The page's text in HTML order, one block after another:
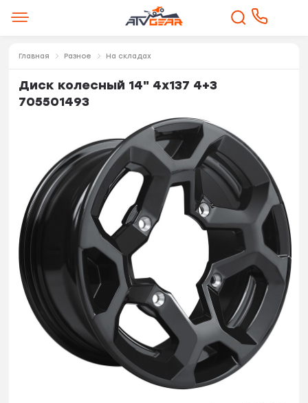
Главная Разное На складах
Диск колесный 14" 4х137 4+3
705501493